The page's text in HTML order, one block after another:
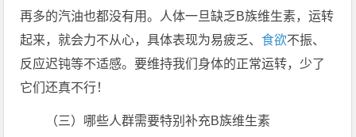
再多的汽油也都没有用。人体一旦缺乏B族维生素，运转
起来，就会力不从心，具体表现为易疲乏、食欲不振、
反应迟钝等不适感。要维持我们身体的正常运转，少了
它们还真不行！
（三）哪些人群需要特别补充B族维生素